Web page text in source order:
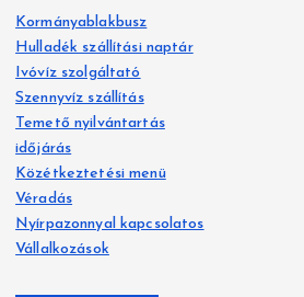
é
s
:
Kormányablakbusz
Hulladék szállítási naptár
Ivóvíz szolgáltató
Szennyvíz szállítás
Temető nyilvántartás
időjárás
Közétkeztetési menü
Véradás
Nyírpazonnyal kapcsolatos
Vállalkozások